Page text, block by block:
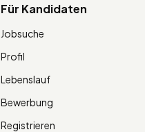
Für Kandidaten
Jobsuche
Profil
Lebenslauf
Bewerbung
Registrieren